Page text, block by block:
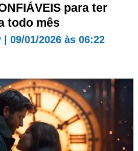
para ter
todo mês
| 09/01/2026 às 06:22